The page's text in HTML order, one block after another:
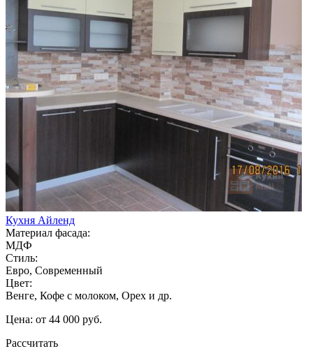
Кухня Айленд
Материал фасада:
МДФ
Стиль:
Евро, Современный
Цвет:
Венге, Кофе с молоком, Орех и др.
Цена: от 44 000 руб.
Рассчитать